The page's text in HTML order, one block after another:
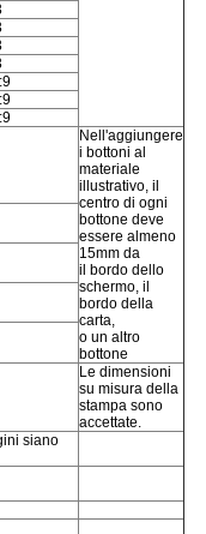
Nell'aggiungere
i bottoni al
materiale
illustrativo, il
centro di ogni
bottone deve
essere almeno
15mm da
il bordo dello
schermo, il
bordo della
carta,
o un altro
bottone
Le dimensioni
su misura della
stampa sono
accettate.
siano